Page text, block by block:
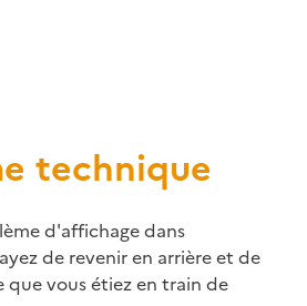
technique
d'affichage dans
de revenir en arrière et de
que vous étiez en train de